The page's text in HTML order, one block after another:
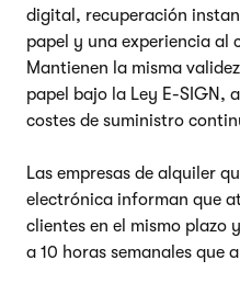
digital, recuperación
papel y una experiencia al
Mantienen la misma
papel bajo la Ley E-SIGN,
costes de suministro
Las empresas de alquiler
electrónica informan que
clientes en el mismo plazo
a 10 horas semanales que